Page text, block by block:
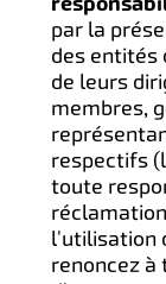
par la
des entités
de leurs
membres,
respectifs
toute
l'utilisation
renoncez à